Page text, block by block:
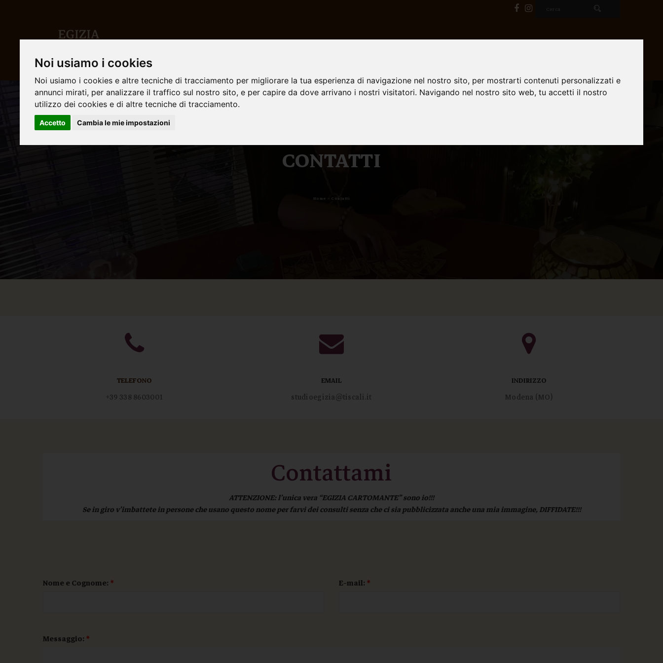
Noi usiamo i cookies
Noi usiamo i cookies e altre tecniche di tracciamento per migliorare la tua esperienza di navigazione nel nostro sito, per mostrarti contenuti personalizzati e
annunci mirati, per analizzare il traffico sul nostro sito, e per capire da dove arrivano i nostri visitatori. Navigando nel nostro sito web, tu accetti il nostro
utilizzo dei cookies e di altre tecniche di tracciamento.
Accetto Cambia le mie impostazioni
CONTATTI
Home > Contatti
TELEFONO
+39 338 8603001
EMAIL
studioegizia@tiscali.it
INDIRIZZO
Modena (MO)
Contattami
ATTENZIONE: l’unica vera “EGIZIA CARTOMANTE” sono io!!!
Se in giro v’imbattete in persone che usano questo nome per farvi dei consulti senza che ci sia pubblicizzata anche una mia immagine, DIFFIDATE!!!
Nome e Cognome: * E-mail: *
Messaggio: *